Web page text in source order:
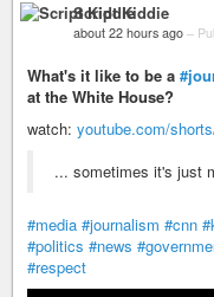
Script Kiddie
about 22 hours ago –
What's it like to be a
at the White House?
watch: youtube.com/
... sometimes it's just
#media #journalism #cnn
#politics #news
#respect